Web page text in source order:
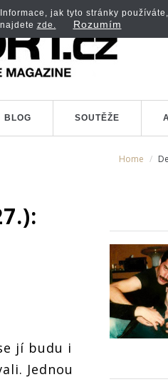
BLOG SOUTĚŽE
Home
jí budu i
Jednou
jak tyto stránky
zde. Rozumím